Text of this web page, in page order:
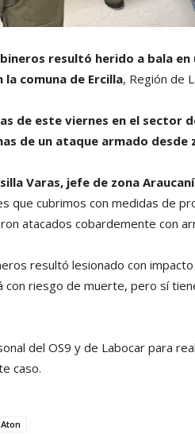
resultó herido a bala
comuna de Ercilla, Región de
de este viernes en el sector
de un ataque armado desde
Varas, jefe de zona
que cubrimos con medidas de
atacados cobardemente con
resultó lesionado con
riesgo de muerte, pero sí
del OS9 y de Labocar para
caso.